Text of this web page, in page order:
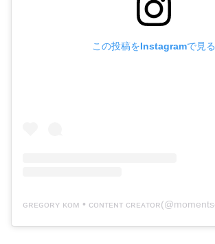
この投稿をInstagramで見る